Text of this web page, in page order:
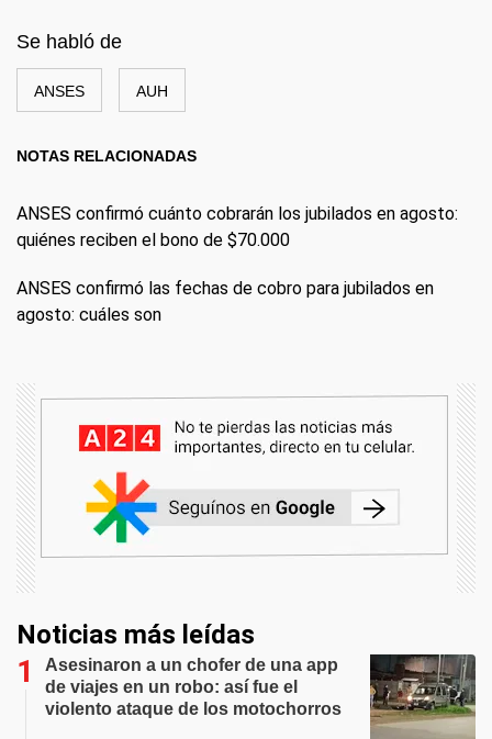
Se habló de
ANSES AUH
NOTAS RELACIONADAS
ANSES confirmó cuánto cobrarán los jubilados en agosto:
quiénes reciben el bono de $70.000
ANSES confirmó las fechas de cobro para jubilados en
agosto: cuáles son
Noticias más leídas
Asesinaron a un chofer de una app
de viajes en un robo: así fue el
violento ataque de los motochorros